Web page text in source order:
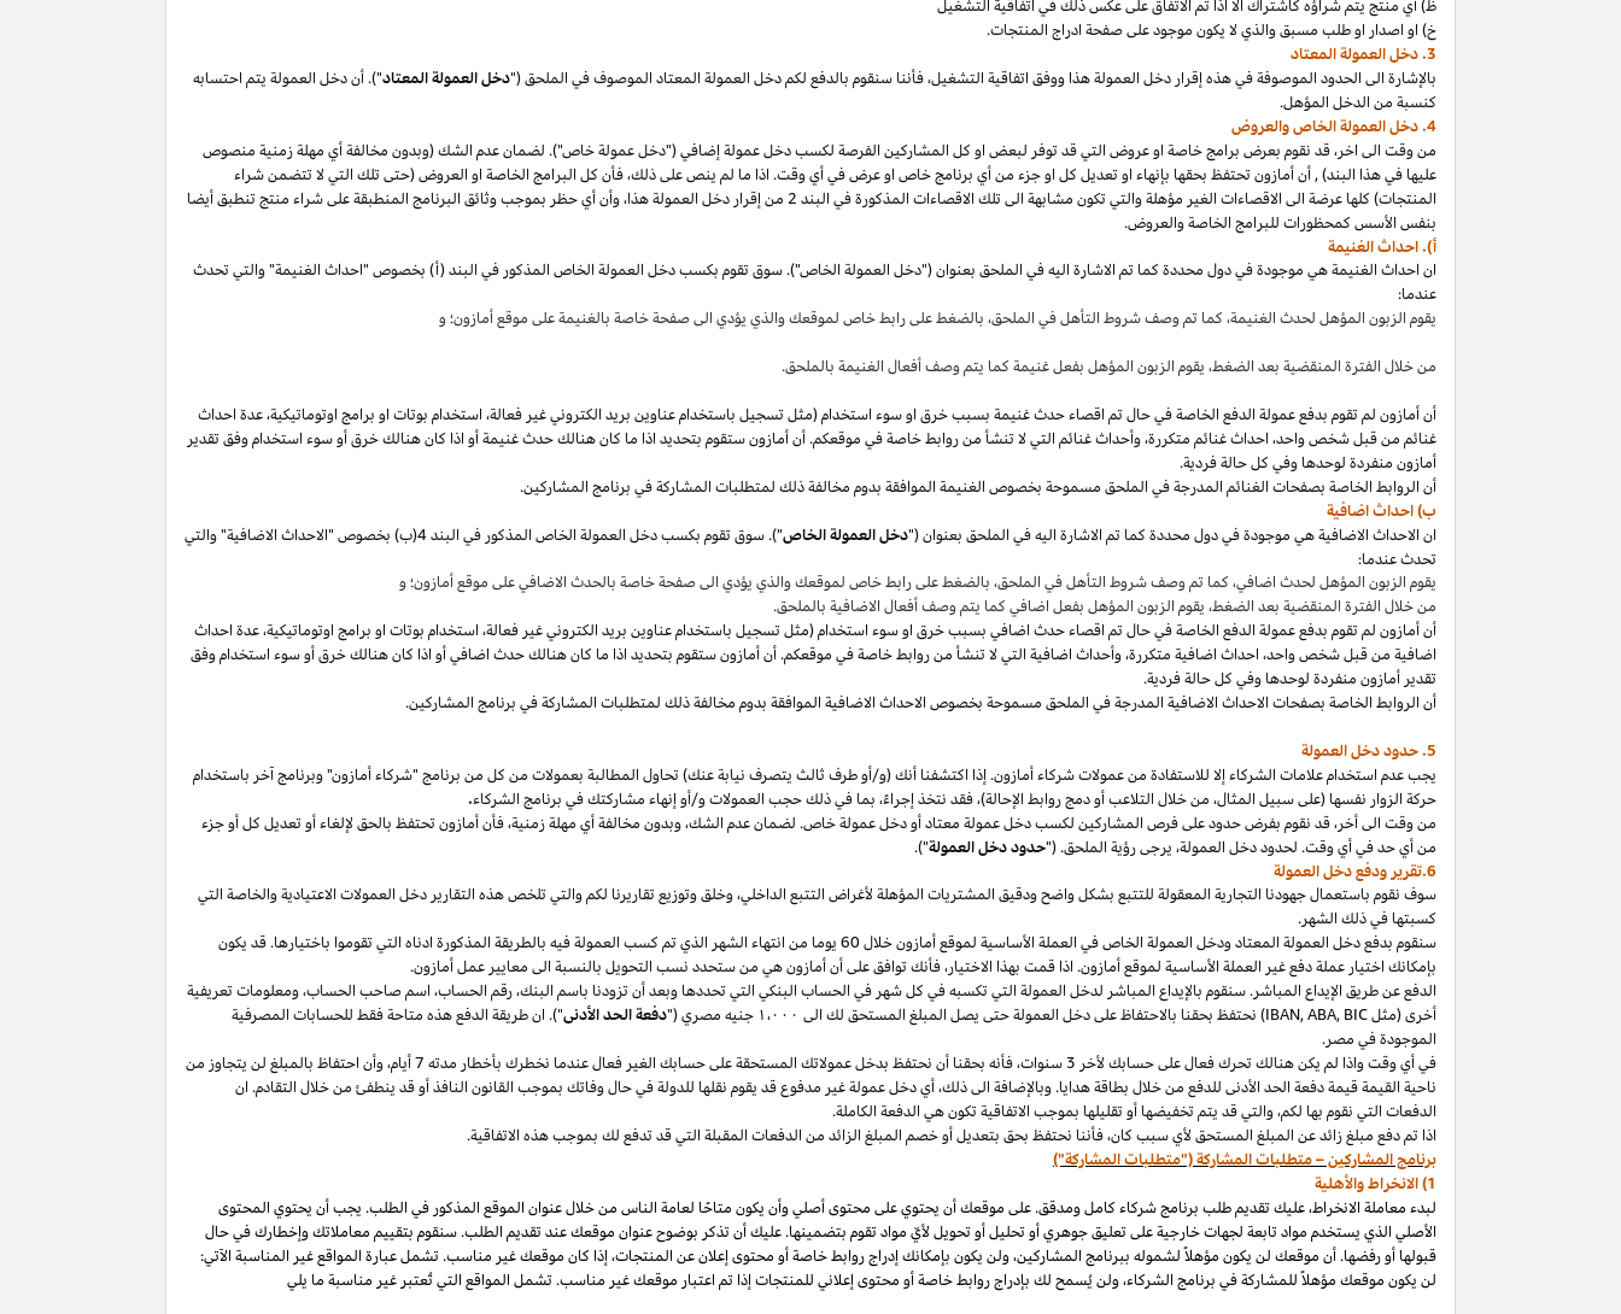
ظ) أي منتج يتمشراؤه كاشتراك الا اذا تم الاتفاق على عكس ذلك في اتفاقية التشغيل
خ) او اصدار او طلب مسبق والذي لا يكون موجود على صفحة ادراج المنتجات.
3. دخل العمولة المعتاد
بالإشارة الى الحدود الموصوفة في هذه إقرار دخل العمولة هذا ووفق اتفاقية التشغيل،فأننا سنقوم بالدفع لكم دخل العمولة المعتاد الموصوف في الملحق ("دخل العمولة المعتاد"). أن دخل العمولة يتم احتسابه
كنسبة من الدخل المؤهل.
4. دخل العمولة الخاص والعروض
من وقت الى اخر،قد نقوم بعرض برامج خاصة او عروض التي قد توفر لبعض او كل المشاركين الفرصة لكسب دخل عمولة إضافي ("دخل عمولة خاص"). لضمان عدم الشك (وبدون مخالفة أي مهلة زمنية منصوص
عليها في هذا البند)
,أن أمازون تحتفظ بحقها بإنهاء او تعديل كل او جزء من أي برنامج خاص او عرض في أي وقت. اذا ما لم ينص علىذلك،فأن كل البرامج الخاصة او العروض (حتى تلك التي لا تتضمن شراء
المنتجات) كلها عرضة الى الاقصاءات الغير مؤهلةوالتي تكون مشابهة الى تلك الاقصاءات المذكورة في البند 2 من إقرار دخل العمولةهذا،وأن أي حظر بموجب وثائق البرنامج المنطبقة على شراء منتج تنطبق أيضا
بنفس الأسس كمحظورات للبرامج الخاصة والعروض.
أ). احداث الغنيمة
ان احداث الغنيمة هي موجودة في دول محددة كما تم الاشارة اليه في الملحق بعنوان ("دخل العمولة الخاص"). سوق تقوم بكسب دخل العمولة الخاص المذكور في البند (أ) بخصوص "احداث الغنيمة" والتي تحدث
عندما:
يقوم الزبون المؤهل لحدث الغنيمة، كما تم وصف شروط التأهل في الملحق، بالضغط على رابط خاص لموقعك والذي يؤدي الى صفحة خاصة بالغنيمة على موقع أمازون؛ و
من خلال الفترة المنقضية بعد الضغط، يقوم الزبون المؤهل بفعل غنيمة كما يتم وصف أفعال الغنيمة بالملحق.
أن أمازون لم تقوم بدفع عمولة الدفع الخاصة في حال تم اقصاء حدث غنيمة بسبب خرق او سوء استخدام (مثل تسجيل باستخدام عناوين بريد الكتروني غير فعالة، استخدام بوتات او برامج اوتوماتيكية،عدة احداث
غنائم من قبل شخصواحد، احداث غنائم متكررة،وأحداث غنائم التي لا تنشأ من روابط خاصة في موقعكم. أن أمازون ستقوم بتحديد اذا ما كان هنالك حدث غنيمة أو اذا كان هنالك خرق أو سوء استخدام وفق تقدير
أمازون منفردة لوحدها وفي كل حالة فردية.
أن الروابط الخاصة بصفحات الغنائم المدرجة في الملحق مسموحة بخصوص الغنيمة الموافقة بدوم مخالفة ذلك لمتطلبات المشاركة في برنامج المشاركين.
ب) احداث اضافية
ان الاحداث الاضافية هي موجودة في دول محددة كما تم الاشارة اليه في الملحق بعنوان ("دخل العمولة الخاص
"). سوق تقوم بكسب دخل العمولة الخاص المذكور في البند 4(ب) بخصوص "الاحداث الاضافية" والتي
تحدث عندما:
يقوم الزبون المؤهل لحدث اضافي، كما تم وصف شروط التأهل في الملحق، بالضغط على رابط خاص لموقعك والذي يؤدي الى صفحة خاصة بالحدث الاضافي على موقع أمازون؛ و
من خلال الفترة المنقضية بعد الضغط، يقوم الزبون المؤهل بفعل اضافي كما يتم وصف أفعال الاضافية بالملحق.
أن أمازون لم تقوم بدفع عمولة الدفع الخاصة في حال تم اقصاء حدث اضافي بسبب خرق او سوء استخدام (مثل تسجيل باستخدام عناوين بريد الكتروني غيرفعالة، استخدام بوتات او برامج اوتوماتيكية،عدة احداث
اضافية من قبل شخصواحد، احداث اضافية متكررة،وأحداث اضافية التي لا تنشأ من روابط خاصة في موقعكم. أن أمازون ستقوم بتحديد اذا ما كان هنالك حدث اضافي أو اذا كان هنالك خرق أو سوء استخدام وفق
تقدير أمازون منفردة لوحدها وفي كل حالة فردية.
أن الروابط الخاصة بصفحات الاحداث الاضافية المدرجة في الملحق مسموحة بخصوص الاحداث الاضافية الموافقة بدوم مخالفة ذلك لمتطلبات المشاركة في برنامج المشاركين.
5. حدود دخل العمولة
يجب عدم استخدام علامات الشركاء إلا للاستفادة من عمولات شركاء أمازون. إذا اكتشفنا أنك (و/أو طرف ثالث يتصرف نيابة عنك) تحاول المطالبة بعمولات من كل من برنامج "شركاء أمازون" وبرنامج آخر باستخدام
حركة الزوار نفسها (على سبيل المثال، من خلال التلاعب أو دمج روابط الإحالة)، فقد نتخذ إجراءً، بما في ذلك حجب العمولات و/أو إنهاء مشاركتك في برنامج الشركاء.
من وقت الىأخر،قد نقوم بفرض حدود على فرص المشاركين لكسب دخل عمولة معتاد أو دخل عمولة خاص. لضمان عدم الشك،وبدون مخالفة أي مهلةزمنية،فأن أمازون تحتفظ بالحق لإلغاء أو تعديل كل أو جزء
من أي حد في أي وقت. لحدود دخل العمولة، يرجى رؤية الملحق. ("حدود دخل العمولة").
6.تقرير ودفع دخل العمولة
سوف نقوم باستعمال جهودنا التجارية المعقولة للتتبع بشكل واضح ودقيق المشتريات المؤهلة لأغراض التتبع الداخلي،وخلق وتوزيع تقاريرنا لكم والتي تلخص هذه التقارير دخل العمولات الاعتيادية والخاصة التي
كسبتها في ذلك الشهر.
سنقوم بدفع دخل العمولة المعتاد ودخل العمولة الخاص في العملة الأساسية لموقع أمازون خلال 60 يوما من انتهاء الشهر الذي تم كسب العمولة فيه بالطريقة المذكورة ادناه التي تقوموا باختيارها. قد يكون
بإمكانك اختيار عملة دفع غير العملة الأساسية لموقع أمازون. اذا قمت بهذا الاختيار،فأنك توافق على أن أمازون هي من ستحدد نسب التحويل بالنسبة الى معايير عمل أمازون.
الدفع عن طريق الإيداع المباشر. سنقوم بالإيداع المباشر لدخل العمولة التي تكسبه في كل شهر في الحساب البنكي التي تحددها وبعد أن تزودنا باسم البنك،رقم الحساب، اسم صاحب الحساب،ومعلومات تعريفية
أخرى (مثل
IBAN,ABA, BIC ) نحتفظ بحقنا بالاحتفاظ على دخل العمولة حتى يصل المبلغ المستحق لك الى ١٬٠٠٠ جنيه مصري("دفعة الحد الأدنى")
. انطريقة الدفعهذه متاحةفقط للحسابات المصرفية
الموجودةفي مصر.
في أي وقتواذا لم يكن هنالك تحرك فعال على حسابك لأخر 3 سنوات،فأنه بحقنا أن نحتفظ بدخل عمولاتك المستحقة على حسابك الغير فعالعندما نخطرك بأخطار مدته 7 أيام،وأن احتفاظ بالمبلغ لن يتجاوز من
ناحية القيمة قيمة دفعة الحد الأدنى للدفع من خلال بطاقة هدايا. وبالإضافة الىذلك،أي دخل عمولة غير مدفوع قد يقوم نقلها للدولة في حال وفاتك بموجب القانون النافذ أو قد ينطفئ من خلال التقادم. ان
الدفعات التي نقوم بها لكم،والتي قد يتم تخفيضها أو تقليلها بموجب الاتفاقية تكون هي الدفعة الكاملة.
اذا تم دفع مبلغ زائد عن المبلغ المستحق لأي سبب كان،فأننا نحتفظ بحق بتعديل أو خصم المبلغ الزائد من الدفعات المقبلة التي قد تدفع لك بموجب هذه الاتفاقية.
برنامج المشاركين – متطلبات المشاركة ("متطلبات المشاركة")
1) الانخراط والأهلية
لبدء معاملة الانخراط، عليك تقديم طلب برنامج شركاء كامل ومدقق. على موقعك أن يحتوي على محتوى أصلي وأن يكون متاحًا لعامة الناس من خلال عنوان الموقع المذكور في الطلب. يجب أن يحتوي المحتوى
الأصلي الذي يستخدم مواد تابعة لجهات خارجية على تعليق جوهري أو تحليل أو تحويل لأيّ مواد تقوم بتضمينها. عليك أن تذكر بوضوح عنوان موقعك عند تقديم الطلب. سنقوم بتقييم معاملاتك وإخطارك في حال
قبولها أو رفضها. أن موقعك لن يكون مؤهلاً لشموله ببرنامج المشاركين، ولن يكون بإمكانك إدراج روابط خاصة أو محتوى إعلان عن المنتجات، إذا كان موقعك غير مناسب. تشمل عبارة المواقع غير المناسبة الآتي:
لن يكون موقعك مؤهلاً للمشاركة في برنامج الشركاء، ولن يُسمح لك بإدراج روابط خاصة أو محتوى إعلاني للمنتجات إذا تم اعتبار موقعك غير مناسب. تشمل المواقع التي تُعتبر غير مناسبة ما يلي